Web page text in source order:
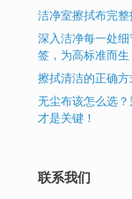
洁净室擦拭布完整
深入洁净每一处
签，为高标准而生
擦拭清洁的正确
无尘布该怎么选
才是关键！
联系我们